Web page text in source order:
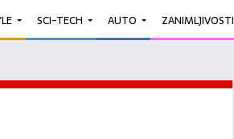
SCI-TECH AUTO ZANIMLJIVOSTI